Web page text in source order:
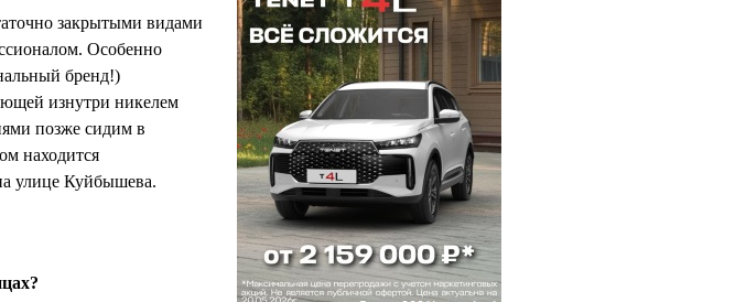
закрытыми видами
Особенно
бренд!)
изнутри никелем
позже сидим в
находится
улице Куйбышева.